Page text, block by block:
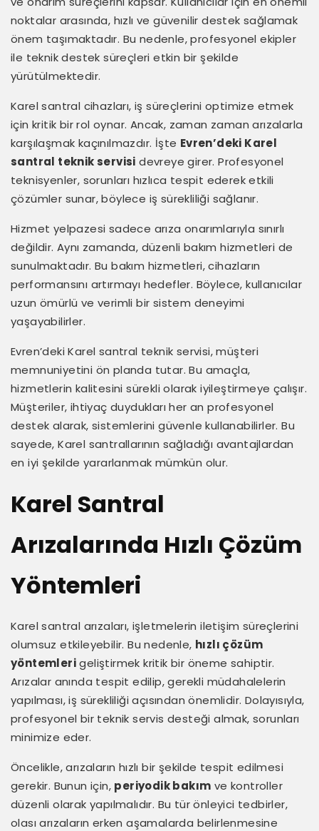
noktalar arasında, hızlı ve güvenilir destek sağlamak
önem taşımaktadır. Bu nedenle, profesyonel ekipler
ile teknik destek süreçleri etkin bir şekilde
yürütülmektedir.
Karel santral cihazları, iş süreçlerini optimize etmek
için kritik bir rol oynar. Ancak, zaman zaman arızalarla
karşılaşmak kaçınılmazdır. İşte Evren’deki Karel
santral teknik servisi devreye girer. Profesyonel
teknisyenler, sorunları hızlıca tespit ederek etkili
çözümler sunar, böylece iş sürekliliği sağlanır.
Hizmet yelpazesi sadece arıza onarımlarıyla sınırlı
değildir. Aynı zamanda, düzenli bakım hizmetleri de
sunulmaktadır. Bu bakım hizmetleri, cihazların
performansını artırmayı hedefler. Böylece, kullanıcılar
uzun ömürlü ve verimli bir sistem deneyimi
yaşayabilirler.
Evren’deki Karel santral teknik servisi, müşteri
memnuniyetini ön planda tutar. Bu amaçla,
hizmetlerin kalitesini sürekli olarak iyileştirmeye çalışır.
Müşteriler, ihtiyaç duydukları her an profesyonel
destek alarak, sistemlerini güvenle kullanabilirler. Bu
sayede, Karel santrallarının sağladığı avantajlardan
en iyi şekilde yararlanmak mümkün olur.
Karel Santral
Arızalarında Hızlı Çözüm
Yöntemleri
Karel santral arızaları, işletmelerin iletişim süreçlerini
olumsuz etkileyebilir. Bu nedenle, hızlı çözüm
yöntemlerigeliştirmek kritik bir öneme sahiptir.
Arızalar anında tespit edilip, gerekli müdahalelerin
yapılması, iş sürekliliği açısından önemlidir. Dolayısıyla,
profesyonel bir teknik servis desteği almak, sorunları
minimize eder.
Öncelikle, arızaların hızlı bir şekilde tespit edilmesi
gerekir. Bunun için, periyodik bakım ve kontroller
düzenli olarak yapılmalıdır. Bu tür önleyici tedbirler,
olası arızaların erken aşamalarda belirlenmesine